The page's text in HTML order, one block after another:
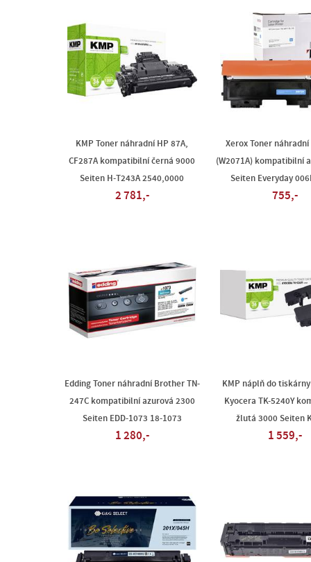
KMP Toner náhradní HP 87A,
CF287A kompatibilní černá 9000
Seiten H-T243A 2540,0000
2 781,-
Xerox Toner náhradní
(W2071A) kompatibilní
Seiten Everyday
755,-
Edding Toner náhradní Brother TN-
247C kompatibilní azurová 2300
Seiten EDD-1073 18-1073
1 280,-
KMP náplň do
Kyocera TK-5240Y
žlutá 3000 Seiten
1 559,-